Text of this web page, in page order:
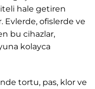
hale getiren
Evlerde, ofislerde ve
bu cihazlar,
kolayca
tortu, pas, klor ve